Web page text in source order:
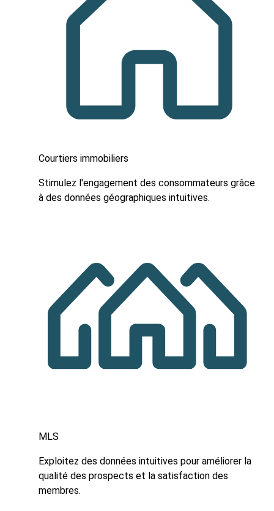
Courtiers immobiliers
Stimulez l'engagement des consommateurs grâce
à des données géographiques intuitives.
MLS
Exploitez des données intuitives pour améliorer la
qualité des prospects et la satisfaction des
membres.